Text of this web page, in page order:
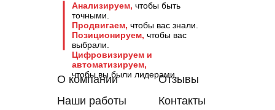
Анализируем, чтобы быть
точными.
Продвигаем, чтобы вас знали.
Позиционируем, чтобы вас
выбрали.
Цифровизируем и
автоматизируем,
чтобы вы были лидерами.
О компании
Наши работы
Отзывы
Контакты